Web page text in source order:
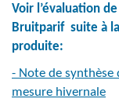
Voir l’évaluation
Bruitparif suite à
produite:
- Note de synthèse
mesure hivernale